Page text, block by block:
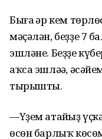
Быға һәр кем
мәҫәлән, беҙҙе 7
эшләне. Беҙҙе
аҡса эшләһә,
тырышты.
—Үҙем атайһыҙ
өсөн барлыҡ